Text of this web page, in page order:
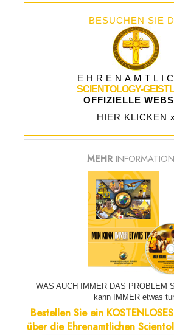
BESUCHEN SIE
SCIENTOLOGY-
OFFIZIELLE
HIER KLICKEN
MEHR
WAS AUCH IMMER DAS PROBLEM
kann IMMER etwas
Bestellen Sie ein
über die Ehrenamtlichen